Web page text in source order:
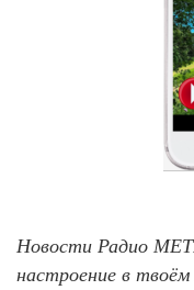
Новости Радио
настроение в